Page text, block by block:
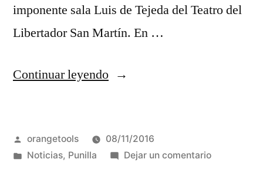
imponente sala Luis de Tejeda del Teatro del
Libertador San Martín. En …
Continuar leyendo“Capilla
presentó
su
Publicado
por
orangetools
08/11/2016
Publicada
Noticias, Punilla Dejar un comentarioen